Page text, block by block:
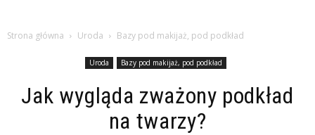
Strona główna Uroda Bazy pod makijaż, pod podkład
Uroda Bazy pod makijaż, pod podkład
Jak wygląda zważony podkład
na twarzy?